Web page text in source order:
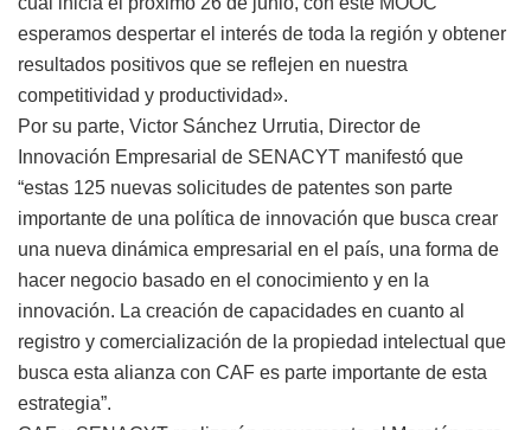
esperamos despertar el interés de toda la región y obtener
resultados positivos que se reflejen en nuestra
competitividad y productividad».
Por su parte, Victor Sánchez Urrutia, Director de
Innovación Empresarial de SENACYT manifestó que
“estas 125 nuevas solicitudes de patentes son parte
importante de una política de innovación que busca crear
una nueva dinámica empresarial en el país, una forma de
hacer negocio basado en el conocimiento y en la
innovación. La creación de capacidades en cuanto al
registro y comercialización de la propiedad intelectual que
busca esta alianza con CAF es parte importante de esta
estrategia”.